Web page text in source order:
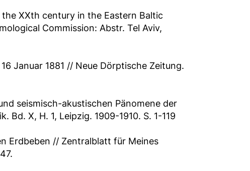
XXth century in the Eastern Baltic
Commission: Abstr. Tel Aviv,
Januar 1881 // Neue Dörptische Zeitung.
seismisch-akustischen Pänomene der
X, H. 1, Leipzig. 1909-1910. S. 1-119
Erdbeben // Zentralblatt für Meines